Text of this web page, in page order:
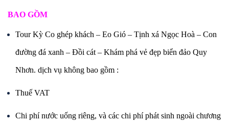
BAO GỒM
Tour Kỳ Co ghép khách – Eo Gió – Tịnh xá Ngọc Hoà – Con
đường đá xanh – Đồi cát – Khám phá vẻ đẹp biển đảo Quy
Nhơn. dịch vụ không bao gồm :
Thuế VAT
Chi phí nước uống riêng, và các chi phí phát sinh ngoài chương